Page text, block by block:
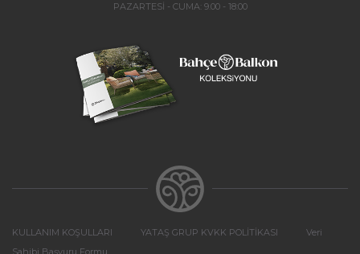
PAZARTESİ - CUMA: 9.00 - 18:00
KULLANIM KOŞULLARI YATAŞ GRUP KVKK POLİTİKASI
Veri
Sahibi Başvuru Formu